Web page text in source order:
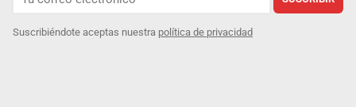
Suscribiéndote aceptas nuestra política de privacidad